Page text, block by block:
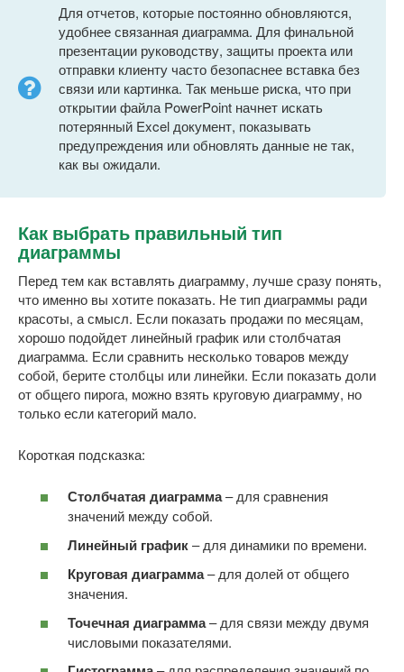
Для отчетов, которые постоянно обновляются,
удобнее связанная диаграмма. Для финальной
презентации руководству, защиты проекта или
отправки клиенту часто безопаснее вставка без
связи или картинка. Так меньше риска, что при
открытии файла PowerPoint начнет искать
потерянный Excel документ, показывать
предупреждения или обновлять данные не так,
как вы ожидали.
Как выбрать правильный тип
диаграммы
Перед тем как вставлять диаграмму, лучше сразу понять,
что именно вы хотите показать. Не тип диаграммы ради
красоты, а смысл. Если показать продажи по месяцам,
хорошо подойдет линейный график или столбчатая
диаграмма. Если сравнить несколько товаров между
собой, берите столбцы или линейки. Если показать доли
от общего пирога, можно взять круговую диаграмму, но
только если категорий мало.
Короткая подсказка:
Столбчатая диаграмма– для сравнения
значений между собой.
Линейный график– для динамики по времени.
Круговая диаграмма– для долей от общего
значения.
Точечная диаграмма– для связи между двумя
числовыми показателями.